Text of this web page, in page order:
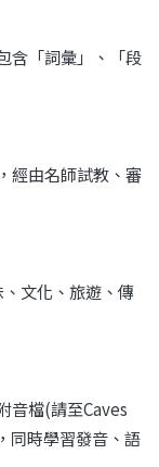
含「詞彙」、「段
經由名師試教、審
文化、旅遊、傳
音檔(請至Caves
同時學習發音、語